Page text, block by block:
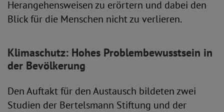
Herangehensweisen zu erörtern und dabei den
Blick für die Menschen nicht zu verlieren.
Klimaschutz: Hohes Problembewusstsein in
der Bevölkerung
Den Auftakt für den Austausch bildeten zwei
Studien der Bertelsmann Stiftung und der